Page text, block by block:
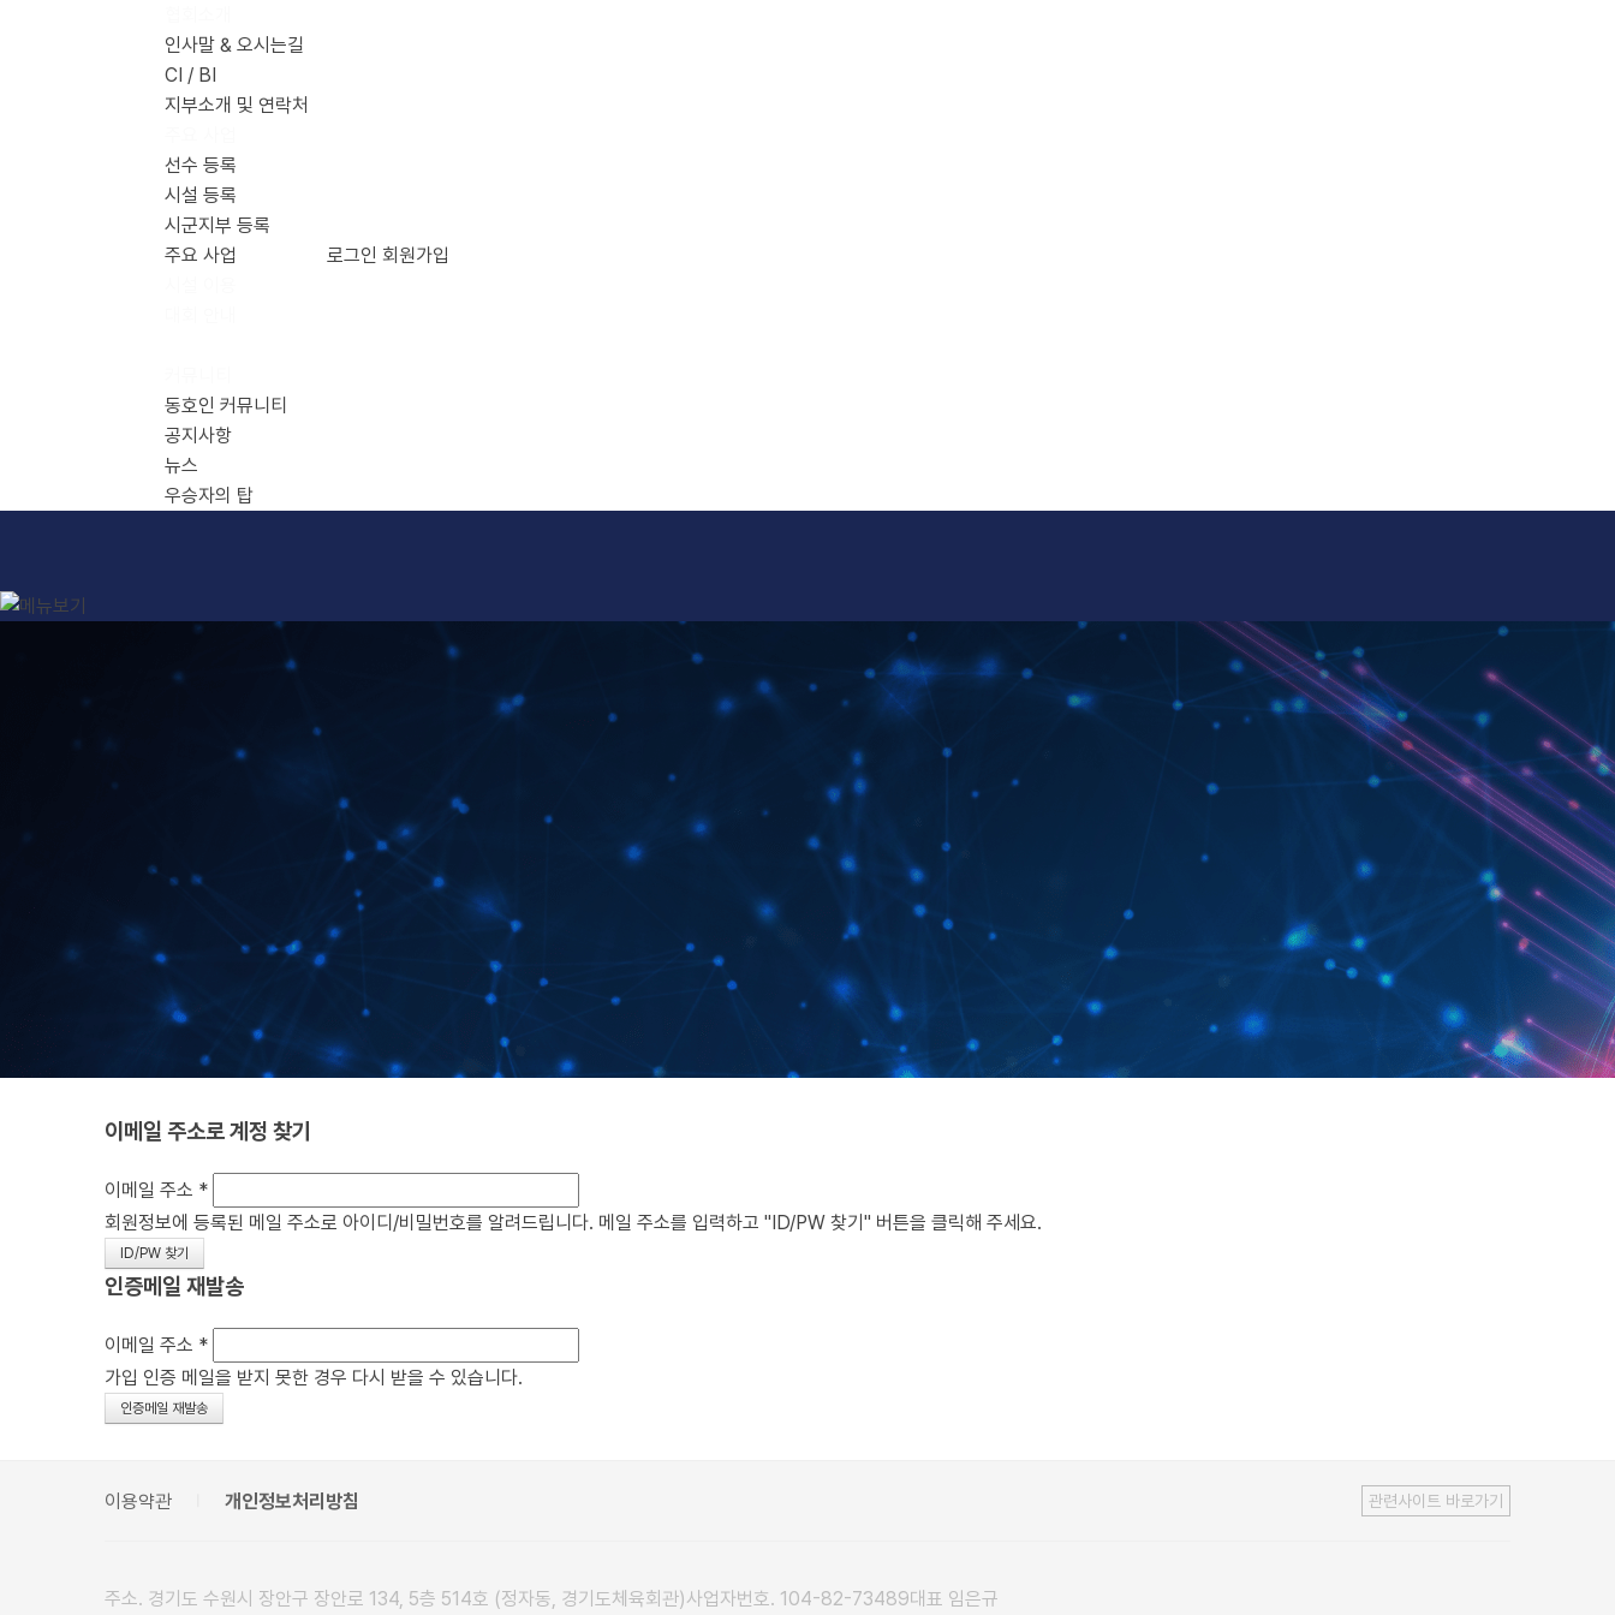
인사말 & 오시는길
CI / BI
지부소개 및 연락처
선수 등록
시설 등록
시군지부 등록
주요 사업
동호인 커뮤니티
공지사항
뉴스
우승자의 탑
로그인 회원가입
이메일 주소로 계정 찾기
이메일 주소 *
회원정보에 등록된 메일 주소로 아이디/비밀번호를 알려드립니다. 메일 주소를 입력하고 "ID/PW 찾기" 버튼을 클릭해 주세요.
인증메일 재발송
이메일 주소 *
가입 인증 메일을 받지 못한 경우 다시 받을 수 있습니다.
이용약관 개인정보처리방침 관련사이트 바로가기
주소. 경기도 수원시 장안구 장안로 134, 5층 514호 (정자동, 경기도체육회관)사업자번호. 104-82-73489대표 임은규